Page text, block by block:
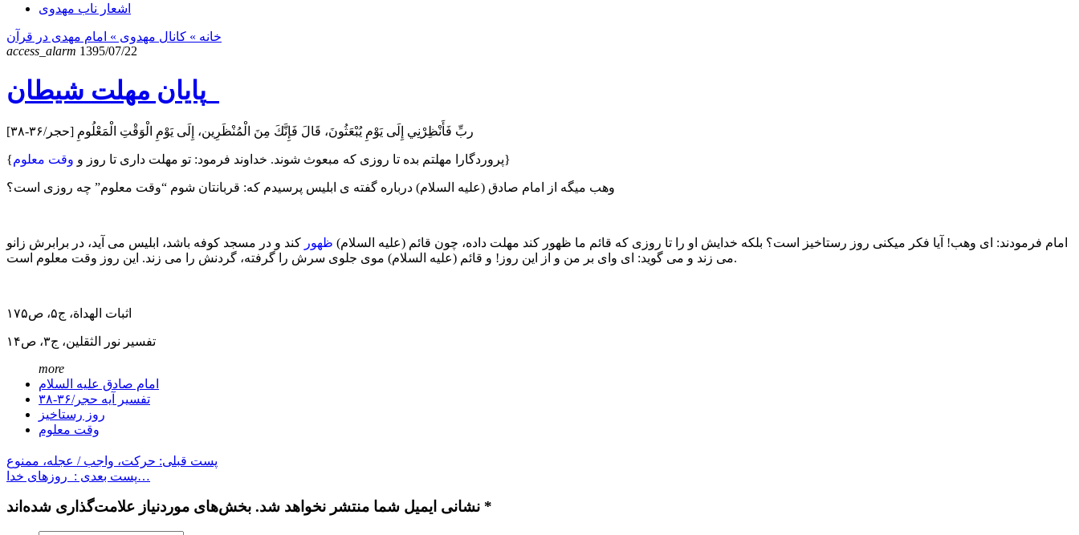
اشعار ناب مهدوی
خانه » کانال مهدوی » امام مهدی در قرآن
access_alarm 1395/07/22
ربِّ فَأَنْظِرْنِي إِلَى يَوْمِ يُبْعَثُونَ، قَالَ فَإِنَّكَ مِنَ الْمُنْظَرِين، إِلَى يَوْمِ الْوَقْتِ الْمَعْلُومِ [حجر/۳۶-۳۸]
{پروردگارا مهلتم بده تا روزی که مبعوث شوند. خداوند فرمود: تو مهلت داری تا روز و وقت معلوم }
وهب میگه از امام صادق (علیه السلام) درباره گفته ی ابلیس پرسیدم که: قربانتان شوم “وقت معلوم” چه روزی است؟
امام فرمودند: ای وهب! آیا فکر میکنی روز رستاخیز است؟ بلکه خدایش او را تا روزی که قائم ما ظهور کند مهلت داده، چون قائم (علیه السلام) ظهور کند و در مسجد کوفه باشد، ابلیس می آید، در برابرش زانو
می زند و می گوید: ای وای بر من و از این روز! و قائم (علیه السلام) موی جلوی سرش را گرفته، گردنش را می زند. این روز وقت معلوم است.
اثبات الهداة، ج۵، ص۱۷۵
تفسیر نور الثقلین، ج۳، ص۱۴
more
امام صادق علیه السلام
تفسیر آیه حجر/۳۶-۳۸
روز رستاخیز
وقت معلوم
پست قبلی: حرکت، واجب / عجله، ممنوع
پست بعدی : روزهای خدا…
نشانی ایمیل شما منتشر نخواهد شد. بخش‌های موردنیاز علامت‌گذاری شده‌اند *